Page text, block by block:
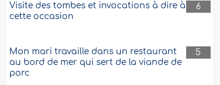
6
Visite des tombes et invocations à dire à
cette occasion
5
Mon mari travaille dans un restaurant
au bord de mer qui sert de la viande de
porc